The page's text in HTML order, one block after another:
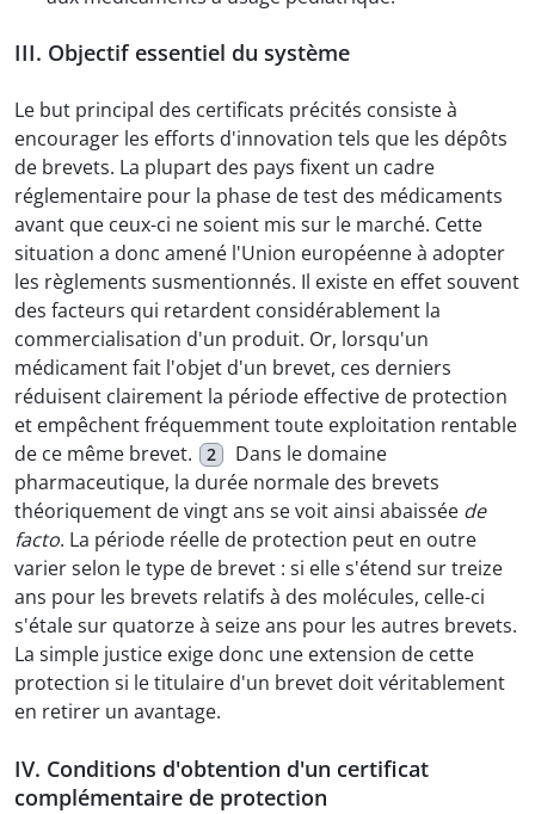
III. Objectif essentiel du système
Le but principal des certificats précités consiste à
encourager les efforts d'innovation tels que les dépôts
de brevets. La plupart des pays fixent un cadre
réglementaire pour la phase de test des médicaments
avant que ceux-ci ne soient mis sur le marché. Cette
situation a donc amené l'Union européenne à adopter
les règlements susmentionnés. Il existe en effet souvent
des facteurs qui retardent considérablement la
commercialisation d'un produit. Or, lorsqu'un
médicament fait l'objet d'un brevet, ces derniers
réduisent clairement la période effective de protection
et empêchent fréquemment toute exploitation rentable
de ce même brevet.
2
Dans le domaine
pharmaceutique, la durée normale des brevets
théoriquement de vingt ans se voit ainsi abaissée de
facto. La période réelle de protection peut en outre
varier selon le type de brevet : si elle s'étend sur treize
ans pour les brevets relatifs à des molécules, celle-ci
s'étale sur quatorze à seize ans pour les autres brevets.
La simple justice exige donc une extension de cette
protection si le titulaire d'un brevet doit véritablement
en retirer un avantage.
IV. Conditions d'obtention d'un certificat
complémentaire de protection